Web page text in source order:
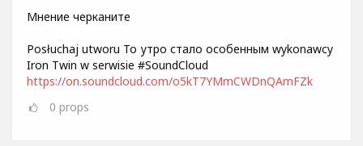
Мнение черканите
Posłuchaj utworu То утро стало особенным wykonawcy
Iron Twin w serwisie #SoundCloud
https://on.soundcloud.com/o5kT7YMmCWDnQAmFZk
0 props